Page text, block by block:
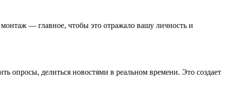
— главное, чтобы это отражало вашу личность и
делиться новостями в реальном времени. Это создает